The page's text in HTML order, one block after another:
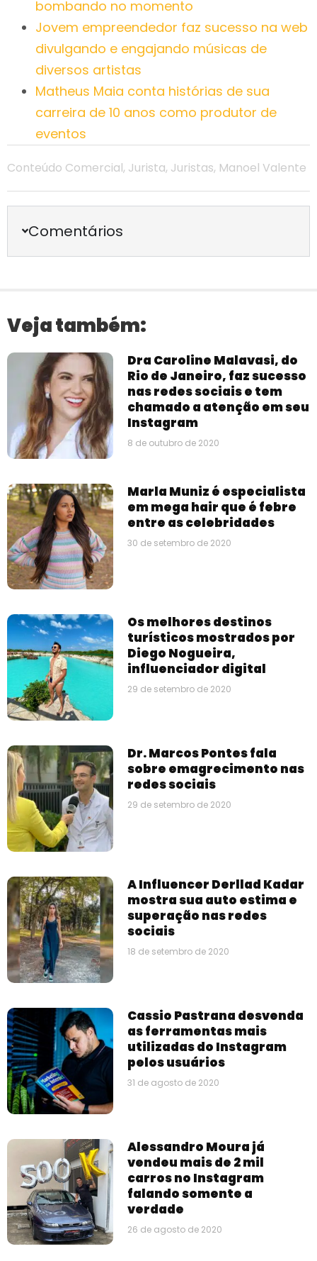
bombando no momento
Jovem empreendedor faz sucesso na web
divulgando e engajando músicas de
diversos artistas
Matheus Maia conta histórias de sua
carreira de 10 anos como produtor de
eventos
Conteúdo Comercial, Jurista, Juristas, Manoel Valente
Comentários
Veja também:
Dra Caroline Malavasi, do
Rio de Janeiro, faz sucesso
nas redes sociais e tem
chamado a atenção em seu
Instagram
8 de outubro de 2020
Marla Muniz é especialista
em mega hair que é febre
entre as celebridades
30 de setembro de 2020
Os melhores destinos
turísticos mostrados por
Diego Nogueira,
influenciador digital
29 de setembro de 2020
Dr. Marcos Pontes fala
sobre emagrecimento nas
redes sociais
29 de setembro de 2020
A Influencer Derllad Kadar
mostra sua auto estima e
superação nas redes
sociais
18 de setembro de 2020
Cassio Pastrana desvenda
as ferramentas mais
utilizadas do Instagram
pelos usuários
31 de agosto de 2020
Alessandro Moura já
vendeu mais de 2 mil
carros no Instagram
falando somente a
verdade
26 de agosto de 2020